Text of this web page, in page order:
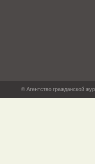
© Агентство гражданской